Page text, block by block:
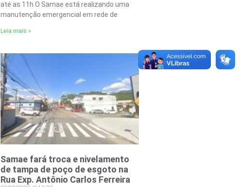
até as 11h O Samae está realizando uma
manutenção emergencial em rede de
Leia mais »
Samae fará troca e nivelamento
de tampa de poço de esgoto na
Rua Exp. Antônio Carlos Ferreira